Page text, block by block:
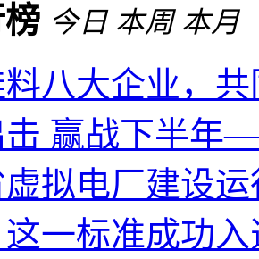
今日 本周 本月
八大企业，
击 赢战下半年
拟电厂建设
一标准成功